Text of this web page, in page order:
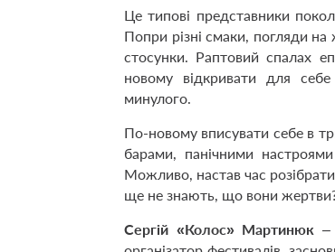
Це типові представники
Попри різні смаки, погляди на
стосунки. Раптовий спалах
новому відкривати для
минулого.
По-новому вписувати себе в
барами, панічними
Можливо, настав час
ще не знають, що вони
Сергій «Колос» Мартинюк –